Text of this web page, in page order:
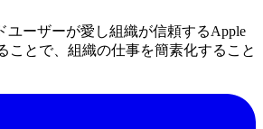
ユーザーが愛し組織が信頼するApple
ことで、組織の仕事を簡素化すること